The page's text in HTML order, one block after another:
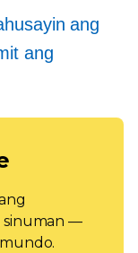
ang
ang
sinuman —